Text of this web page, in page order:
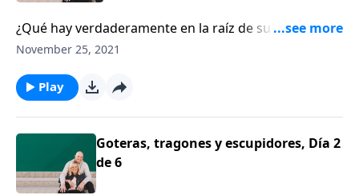
¿Qué hay verdaderamente en la raíz de su enojo?
Chip Ingram nos ofrece consejos prácticos para lidiar
November 25, 2021
Play
Goteras, tragones y escupidores, Día 2
de 6